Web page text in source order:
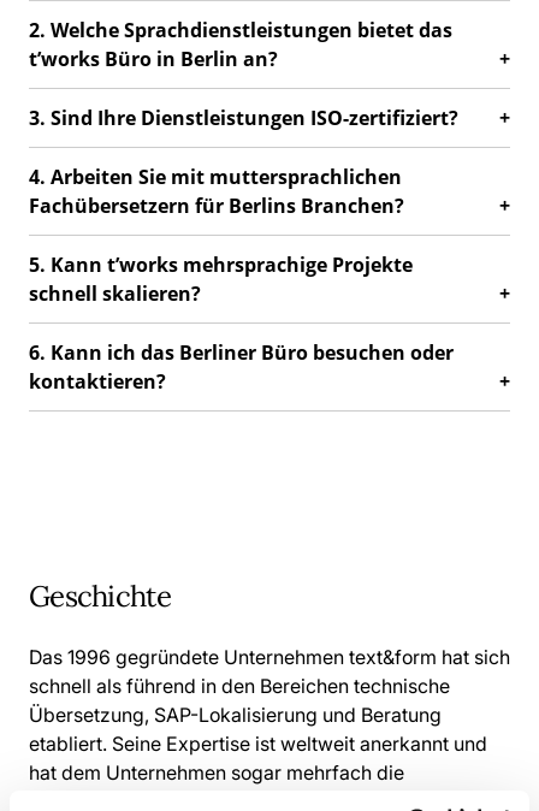
2. Welche Sprachdienstleistungen bietet das
t’works Büro in Berlin an?
3. Sind Ihre Dienstleistungen ISO-zertifiziert?
4. Arbeiten Sie mit muttersprachlichen
Fachübersetzern für Berlins Branchen?
5. Kann t’works mehrsprachige Projekte
schnell skalieren?
6. Kann ich das Berliner Büro besuchen oder
kontaktieren?
Geschichte
Das 1996 gegründete Unternehmen text&form hat sich
schnell als führend in den Bereichen technische
Übersetzung, SAP-Lokalisierung und Beratung
etabliert. Seine Expertise ist weltweit anerkannt und
hat dem Unternehmen sogar mehrfach die